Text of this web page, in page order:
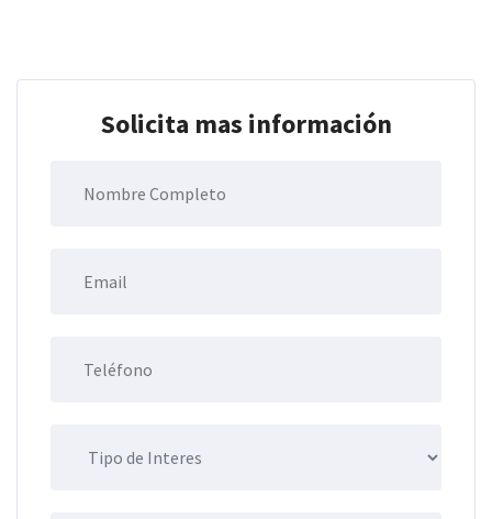
Solicita mas información